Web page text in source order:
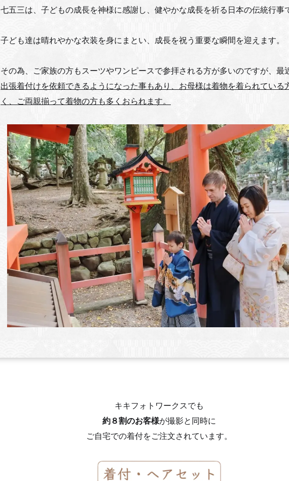
七五三は、子どもの成長を神様に感謝し、健やかな成長を祈る日本の伝統行事
子ども達は晴れやかな衣装を身にまとい、成長を祝う重要な瞬間を迎えます。
その為、ご家族の方もスーツやワンピースで参拝される方が多いのですが、最
出張着付けを依頼できるようになった事もあり、お母様は着物を着られている
く、ご両親揃って着物の方も多くおられます。
キキフォトワークスでも
約８割のお客様が撮影と同時に
ご自宅での着付をご注文されています。